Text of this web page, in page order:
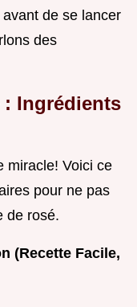
de se lancer
des
: Ingrédients
miracle! Voici ce
pour ne pas
de rosé.
(Recette Facile,